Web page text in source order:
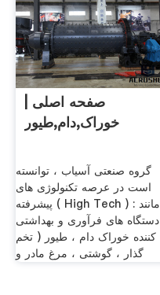
صفحه اصلی |
خوراک,دام,طیور
گروه صنعتی آسیاب ، توانسته
است در عرصه تکنولوژی های
پیشرفته ( High Tech ) مانند :
دستگاه های فرآوری و بهداشتی
کننده خوراک دام ، طیور ( تخم
گذار ، گوشتی ، مرغ مادر و